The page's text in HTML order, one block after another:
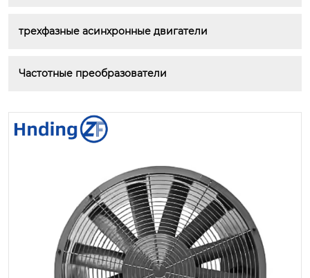
трехфазные асинхронные двигатели
Частотные преобразователи